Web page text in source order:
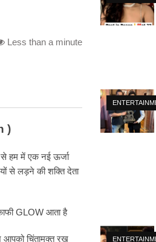
Less than a minute
)
से हम में एक नई ऊर्जा
से लड़ने की शक्ति देता
GLOW आता है
चिंतामुक्त रख